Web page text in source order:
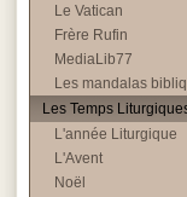
Le Vatican
Frère Rufin
MediaLib77
Les mandalas
Les Temps
L'année Liturgique
L'Avent
Noël